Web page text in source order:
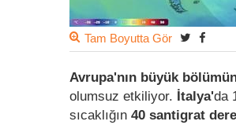
Tam Boyutta Gör
Avrupa'nın büyük
olumsuz etkiliyor. İtalya'da
sıcaklığın 40 santigrat